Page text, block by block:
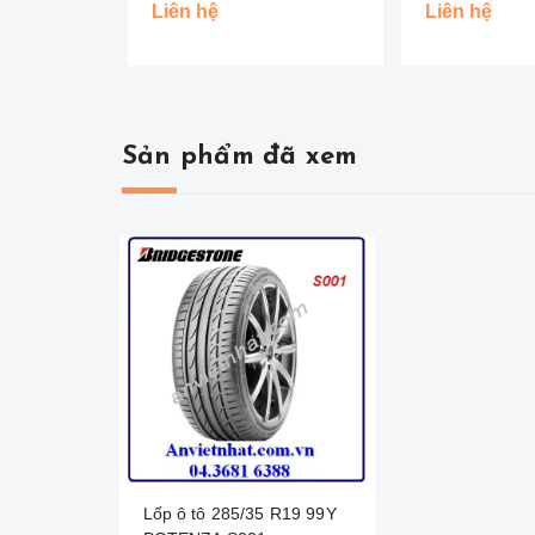
BRIDGESTONE CHỐNG
Liên hệ Liên hệ
Sản phẩm đã xem
Lốp ô tô 285/35 R19 99Y